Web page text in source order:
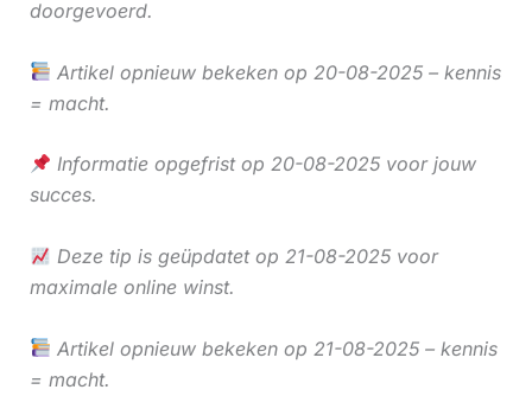
doorgevoerd.
Artikel opnieuw bekeken op 20-08-2025 – kennis
= macht.
Informatie opgefrist op 20-08-2025 voor jouw
succes.
Deze tip is geüpdatet op 21-08-2025 voor
maximale online winst.
Artikel opnieuw bekeken op 21-08-2025 – kennis
= macht.